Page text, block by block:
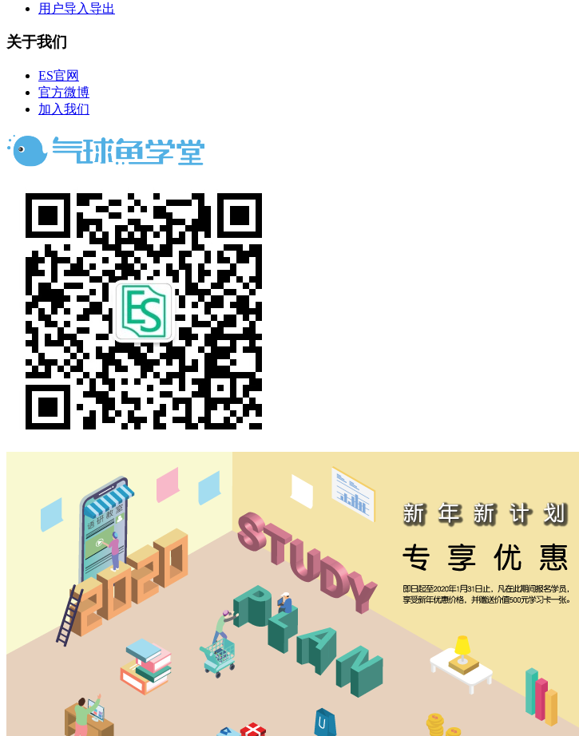
用户导入导出
关于我们
ES官网
官方微博
加入我们